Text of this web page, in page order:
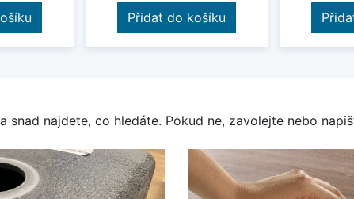
Přidat do košíku
najdete, co hledáte. Pokud ne, zavolejte nebo